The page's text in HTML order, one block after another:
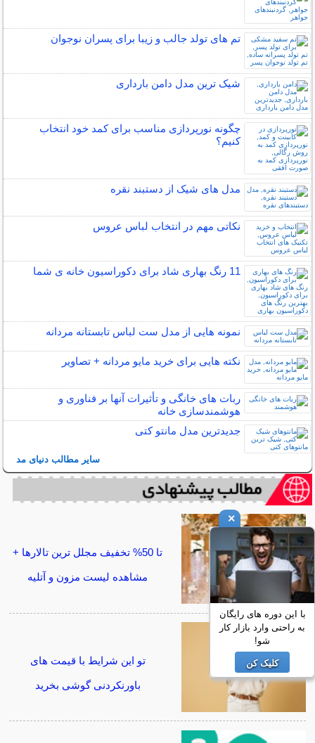
تم های تولد جالب و زیبا برای پسران نوجوان
شیک ترین مدل دامن بارداری
چگونه نورپردازی مناسب برای کمد خود انتخاب
کنیم؟
مدل های شیک از دستبند نقره
نکاتی مهم در انتخاب لباس عروس
11 رنگ بهاری شاد برای دکوراسیون خانه ی شما
نمونه هایی از مدل ست لباس تابستانه مردانه
نکته هایی برای خرید مایو مردانه + تصاویر
ربات ‌های خانگی و تأثیرات آنها بر فناوری و
هوشمندسازی خانه
جدیدترین مدل مانتو کتی
سایر مطالب دنیای مد
تا 50% تخفیف مجلل ترین تالارها +
مشاهده لیست مزون و آتلیه
تو این شرایط با قیمت های
باورنکردنی گوشی بخرید
×
با این دوره های رایگان
به راحتی وارد بازار کار
شو!
کلیک کن